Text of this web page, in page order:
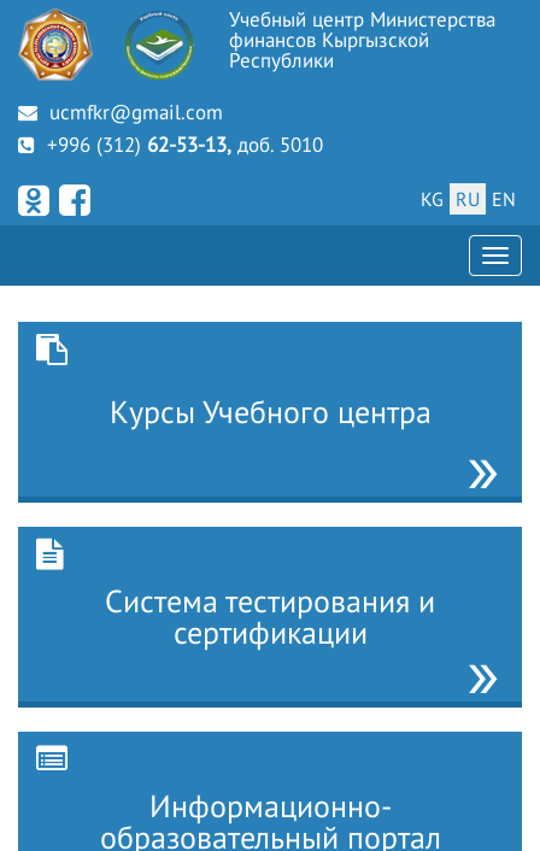
Учебный центр Министерства
финансов Кыргызской
Республики
ucmfkr@gmail.com
+996 (312) 62-53-13, доб. 5010
EN
RU
KG
Курсы Учебного центра
Система тестирования и
сертификации
Информационно-
образовательный портал